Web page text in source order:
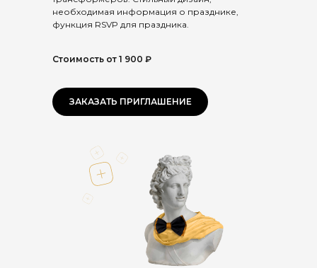
необходимая информация о празднике,
функция RSVP для праздника.
ЗАКАЗАТЬ ПРИГЛАШЕНИЕ
Стоимость от 1 900 ₽